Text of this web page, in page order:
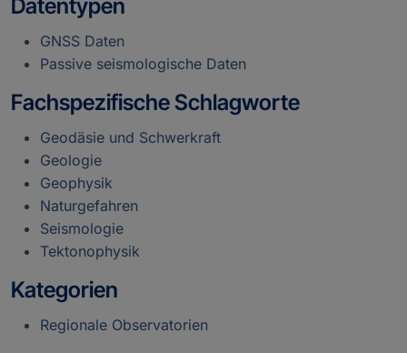
Datentypen
GNSS Daten
Passive seismologische Daten
Fachspezifische Schlagworte
Geodäsie und Schwerkraft
Geologie
Geophysik
Naturgefahren
Seismologie
Tektonophysik
Kategorien
Regionale Observatorien